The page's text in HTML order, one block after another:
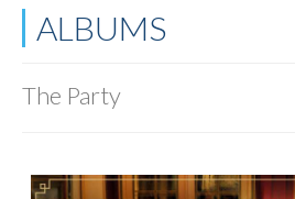
ALBUMS
The Party